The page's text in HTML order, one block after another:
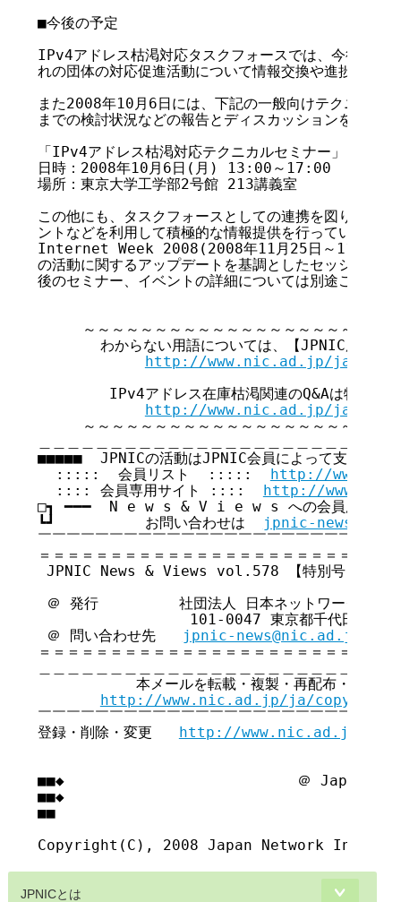
■今後の予定
IPv4アドレス枯渇対応タスクフォースでは、今後定期
れの団体の対応促進活動について情報交換や進捗確認を
また2008年10月6日には、下記の一般向けテクニカル
までの検討状況などの報告とディスカッションを行う予
「IPv4アドレス枯渇対応テクニカルセミナー」
日時：2008年10月6日(月) 13:00～17:00
場所：東京大学工学部2号館 213講義室
この他にも、タスクフォースとしての連携を図りなが
ントなどを利用して積極的な情報提供を行っていく予定
Internet Week 2008(2008年11月25日～11月28日)
の活動に関するアップデートを基調としたセッション
後のセミナー、イベントの詳細については別途ご案内
～～～～～～～～～～～～～～～～～～～～～～
わからない用語については、【JPNIC用語集
http://www.nic.ad.jp/ja/
IPv4アドレス在庫枯渇関連のQ&Aは特集ペー
http://www.nic.ad.jp/ja/ip/
～～～～～～～～～～～～～～～～～～～～～～
■■■■■  JPNICの活動はJPNIC会員によって支えら
  :::::  会員リスト  :::::
http://
  :::: 会員専用サイト ::::
http://
□┓ ━━━  N e w s & V i e w s への会員広告無料
┗┛          お問い合わせは
jpnic-
￣￣￣￣￣￣￣￣￣￣￣￣￣￣￣￣￣￣￣￣￣￣￣￣
＝＝＝＝＝＝＝＝＝＝＝＝＝＝＝＝＝＝＝＝＝＝＝＝
JPNIC News & Views vol.578 【特別号】
＠ 発行         社団法人 日本ネットワークインフ
101-0047 東京都千代田区内神
＠ 問い合わせ先
jpnic-news@nic.ad.jp
＝＝＝＝＝＝＝＝＝＝＝＝＝＝＝＝＝＝＝＝＝＝＝＝
本メールを転載・複製・再配布・引用さ
http://www.nic.ad.jp/ja/
￣￣￣￣￣￣￣￣￣￣￣￣￣￣￣￣￣￣￣￣￣￣￣￣
登録・削除・変更 http://www.nic.ad.jp/ja/
■■◆                          ＠ Japan
■■◆
■■
JPNICとは